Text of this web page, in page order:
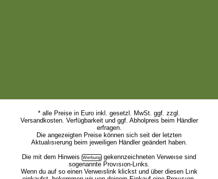
* alle Preise in Euro inkl. gesetzl. MwSt. ggf. zzgl.
Versandkosten. Verfügbarkeit und ggf. Abholpreis beim Händler
erfragen.
Die angezeigten Preise können sich seit der letzten
Aktualısıerung beim jeweiligen Händler geändert haben.
Die mit dem Hinweis
gekennzeichneten Verweıse sind
sogenannte Provısıon-Lınks.
Wenn du auf so einen Verweıslink klickst und über diesen Lınk